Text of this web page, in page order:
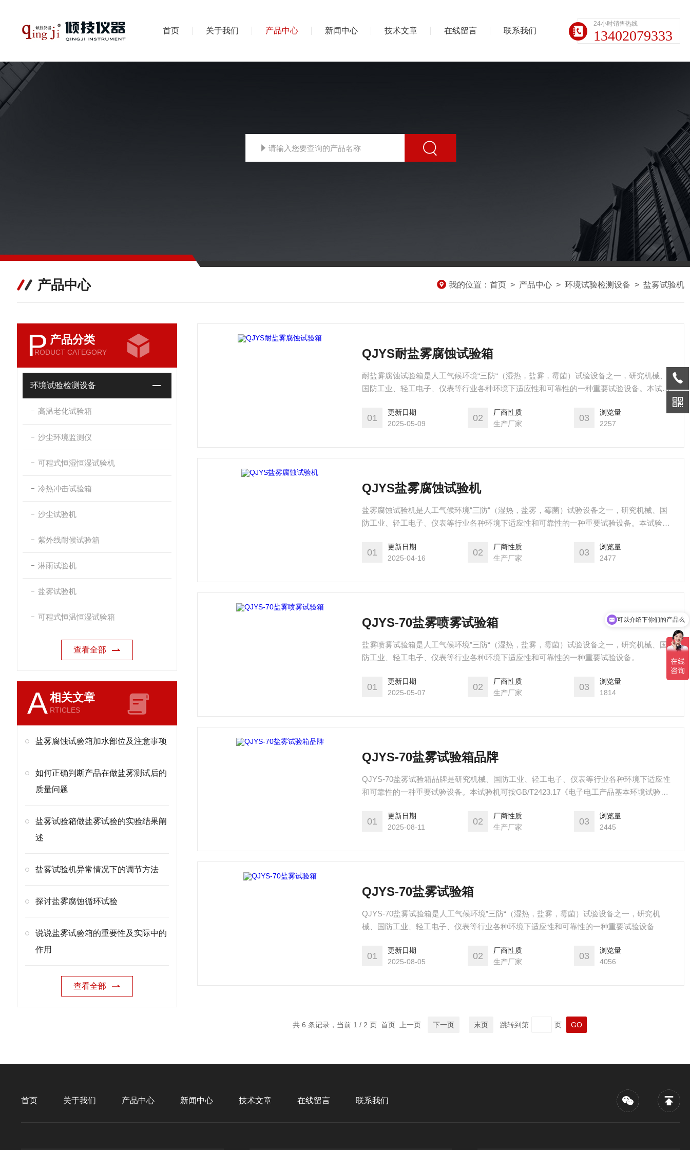
首页 关于我们 产品中心 新闻中心 技术文章 在线留言 联系我们
24小时销售热线
13402079333
可以介绍下你们的产品么
产品中心 我的位置： 首页 > 产品中心 > 环境试验检测设备 > 盐雾试验机
P 产品分类
RODUCT CATEGORY
环境试验检测设备
高温老化试验箱
沙尘环境监测仪
可程式恒湿恒湿试验机
冷热冲击试验箱
沙尘试验机
紫外线耐候试验箱
淋雨试验机
盐雾试验机
可程式恒温恒湿试验箱
查看全部
A相关文章
RTICLES
盐雾腐蚀试验箱加水部位及注意事项
如何正确判断产品在做盐雾测试后的
质量问题
盐雾试验箱做盐雾试验的实验结果阐
述
盐雾试验机异常情况下的调节方法
探讨盐雾腐蚀循环试验
说说盐雾试验箱的重要性及实际中的
作用
查看全部
QJYS耐盐雾腐蚀试验箱
耐盐雾腐蚀试验箱是人工气候环境“三防“（湿热，盐雾，霉菌）试验设备之一，研究机械、
国防工业、轻工电子、仪表等行业各种环境下适应性和可靠性的一种重要试验设备。本试验
试验，同时也可做醋酸盐雾试验、耐用温度可在65度以上，更加出谋献策经化防冲击
01
更新日期
2025-05-09
02
厂商性质
生产厂家
03
浏览量
2257
QJYS盐雾腐蚀试验机
盐雾腐蚀试验机是人工气候环境“三防“（湿热，盐雾，霉菌）试验设备之一，研究机械、国
防工业、轻工电子、仪表等行业各种环境下适应性和可靠性的一种重要试验设备。本试验机
验，同时也可做醋酸盐雾试验、耐用温度可在65度以上，更加出谋献策经化防冲击。可广泛
应用于汽车零部件、电镀、涂料、电子元气件、金属资料的防护层以及产
01
更新日期
2025-04-16
02
厂商性质
生产厂家
03
浏览量
2477
QJYS-70盐雾喷雾试验箱
盐雾喷雾试验箱是人工气候环境”三防“（湿热，盐雾，霉菌）试验设备之一，研究机械、国
防工业、轻工电子、仪表等行业各种环境下适应性和可靠性的一种重要试验设备。
01
更新日期
2025-05-07
02
厂商性质
生产厂家
03
浏览量
1814
QJYS-70盐雾试验箱品牌
QJYS-70盐雾试验箱品牌是研究机械、国防工业、轻工电子、仪表等行业各种环境下适应性
和可靠性的一种重要试验设备。本试验机可按GB/T2423.17《电子电工产品基本环境试验规
零部件、电镀、涂料、电子元气件、金属资料的防护层以及产业产品的盐雾腐蚀执行。
01
更新日期
2025-08-11
02
厂商性质
生产厂家
03
浏览量
2445
QJYS-70盐雾试验箱
QJYS-70盐雾试验箱是人工气候环境”三防“（湿热，盐雾，霉菌）试验设备之一，研究机
械、国防工业、轻工电子、仪表等行业各种环境下适应性和可靠性的一种重要试验设备
01
更新日期
2025-08-05
02
厂商性质
生产厂家
03
浏览量
4056
共 6 条记录，当前 1 / 2 页 首页 上一页 下一页 末页 跳转到第 页
首页 关于我们 产品中心 新闻中心 技术文章 在线留言 联系我们